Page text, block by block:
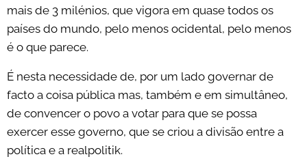
mais de 3 milénios, que vigora em quase todos os
países do mundo, pelo menos ocidental, pelo menos
é o que parece.
É nesta necessidade de, por um lado governar de
facto a coisa pública mas, também e em simultâneo,
de convencer o povo a votar para que se possa
exercer esse governo, que se criou a divisão entre a
política e a realpolitik.